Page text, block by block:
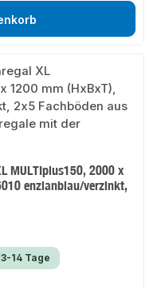
MULTIplus150, 2000 x
enzianblau/verzinkt,
14 Tage